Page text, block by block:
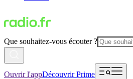
Que souhaitez-vous écouter ?
Ouvrir l'appDécouvrir Prime